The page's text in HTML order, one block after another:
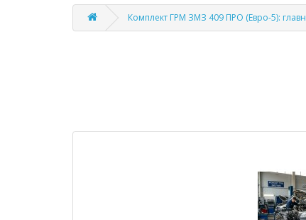
Комплект ГРМ ЗМЗ 409 ПРО (Евро-5):